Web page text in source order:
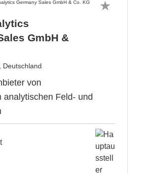
GmbH &
Deutschland
von
analytischen Feld- und